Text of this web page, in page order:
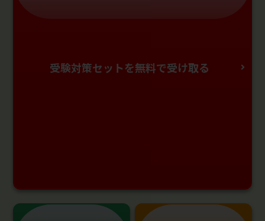
受験対策セットを無料で受け取る